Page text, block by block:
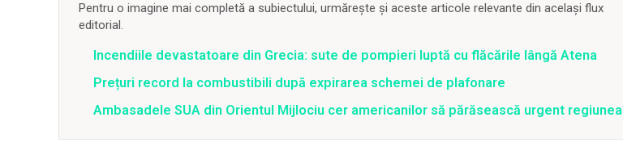
Pentru o imagine mai completă a subiectului, urmărește și aceste articole relevante din același flux
editorial.
Incendiile devastatoare din Grecia: sute de pompieri luptă cu flăcările lângă Atena
Prețuri record la combustibili după expirarea schemei de plafonare
Ambasadele SUA din Orientul Mijlociu cer americanilor să părăsească urgent regiunea